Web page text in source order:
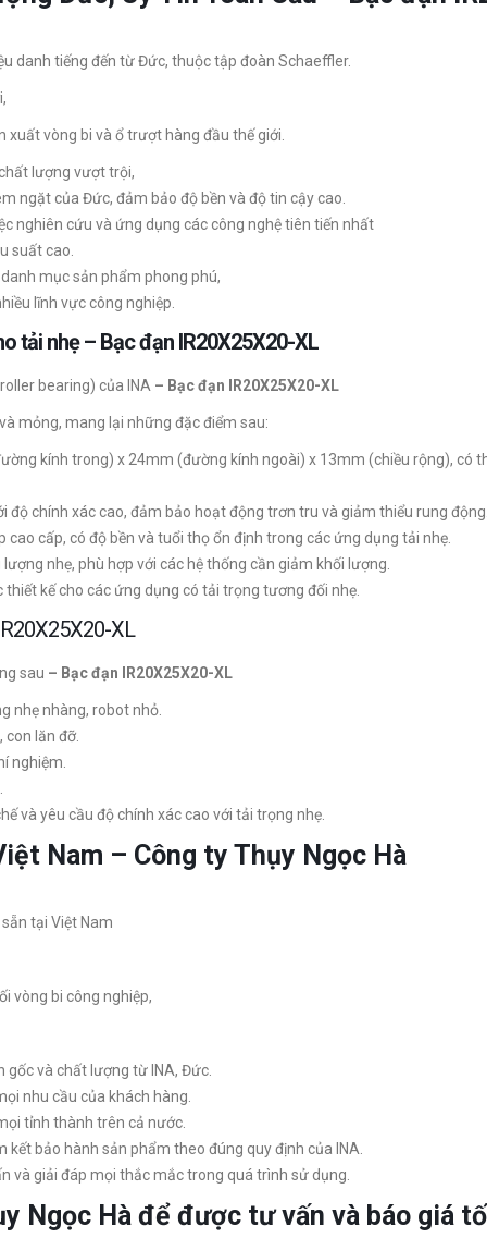
danh tiếng đến từ Đức, thuộc tập đoàn Schaeffler.
vòng bi và ổ trượt hàng đầu thế giới.
lượng vượt trội,
ngặt của Đức, đảm bảo độ bền và độ tin cậy cao.
nghiên cứu và ứng dụng các công nghệ tiên tiến nhất
suất cao.
mục sản phẩm phong phú,
lĩnh vực công nghiệp.
tải nhẹ – Bạc đạn IR20X25X20-XL
bearing) của INA – Bạc đạn IR20X25X20-XL
mỏng, mang lại những đặc điểm sau:
kính trong) x 24mm (đường kính ngoài) x 13mm (chiều rộng), có
độ chính xác cao, đảm bảo hoạt động trơn tru và giảm thiểu rung
cấp, có độ bền và tuổi thọ ổn định trong các ứng dụng tải nhẹ.
nhẹ, phù hợp với các hệ thống cần giảm khối lượng.
kế cho các ứng dụng có tải trọng tương đối nhẹ.
XL
sau – Bạc đạn IR20X25X20-XL
nhẹ nhàng, robot nhỏ.
lăn đỡ.
nghiệm.
và yêu cầu độ chính xác cao với tải trọng nhẹ.
Nam – Công ty Thụy Ngọc Hà
tại Việt Nam
vòng bi công nghiệp,
và chất lượng từ INA, Đức.
nhu cầu của khách hàng.
tỉnh thành trên cả nước.
kết bảo hành sản phẩm theo đúng quy định của INA.
và giải đáp mọi thắc mắc trong quá trình sử dụng.
Ngọc Hà để được tư vấn và báo giá